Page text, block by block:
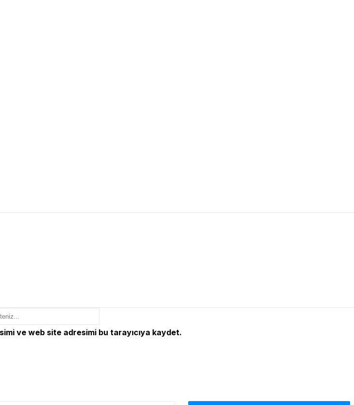
ve web site adresimi bu tarayıcıya kaydet.